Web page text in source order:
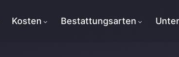
Kosten Bestattungsarten